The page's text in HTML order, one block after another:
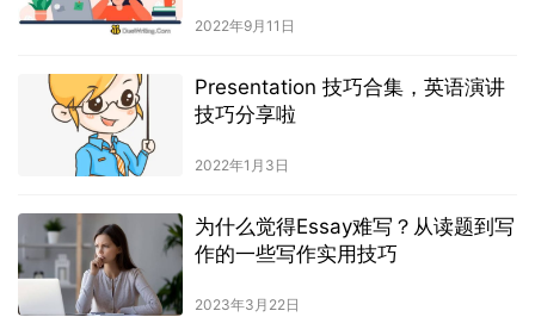
2022年9月11日
Presentation 技巧合集，英语演讲
技巧分享啦
2022年1月3日
为什么觉得Essay难写？从读题到写
作的一些写作实用技巧
2023年3月22日